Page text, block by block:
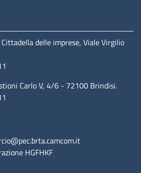
Cittadella delle imprese, Viale Virgilio
Carlo V, 4/6 - 72100 Brindisi.
HGFHKF